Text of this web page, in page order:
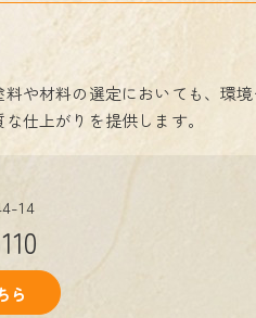
や材料の選定においても、環
仕上がりを提供します。
14
ら